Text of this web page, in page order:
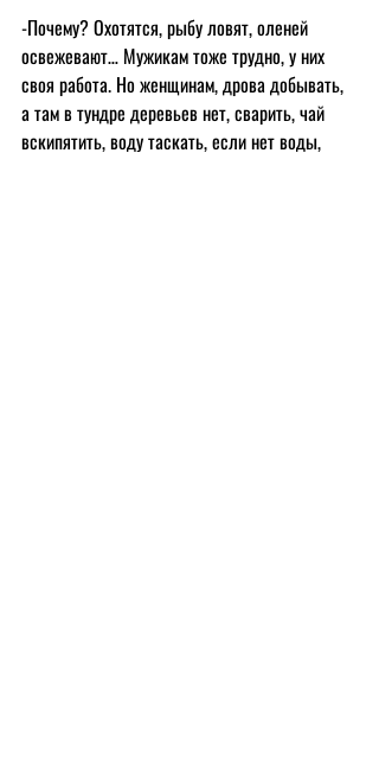
-Почему? Охотятся, рыбу ловят, оленей
освежевают… Мужикам тоже трудно, у них
своя работа. Но женщинам, дрова добывать,
а там в тундре деревьев нет, сварить, чай
вскипятить, воду таскать, если нет воды,